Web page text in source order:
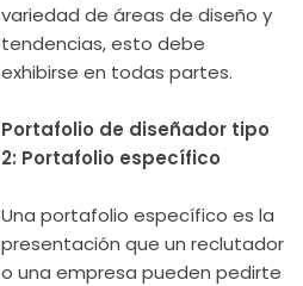
variedad de áreas de diseño y
tendencias, esto debe
exhibirse en todas partes.
Portafolio de diseñador tipo
2: Portafolio específico
Una portafolio específico es la
presentación que un reclutador
o una empresa pueden pedirte